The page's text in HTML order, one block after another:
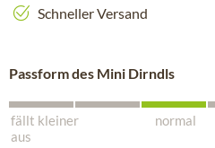
Schneller Versand
Passform des Mini Dirndls
fällt kleiner
aus
normal